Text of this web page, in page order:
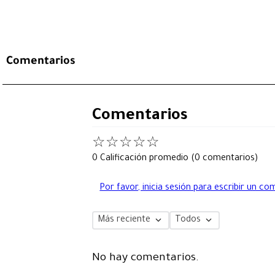
Comentarios
Comentarios
☆☆☆☆☆
0 Calificación promedio (0 comentarios)
Por favor, inicia sesión para escribir un
Más reciente Todos
No hay comentarios.